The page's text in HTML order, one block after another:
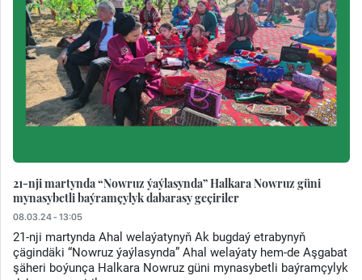
21-nji martynda “Nowruz ýaýlasynda” Halkara Nowruz güni
mynasybetli baýramçylyk dabarasy geçiriler
08.03.24 - 13:05
21-nji martynda Ahal welaýatynyň Ak bugdaý etrabynyň
çägindäki “Nowruz ýaýlasynda” Ahal welaýaty hem-de Aşgabat
şäheri boýunça Halkara Nowruz güni mynasybetli baýramçylyk